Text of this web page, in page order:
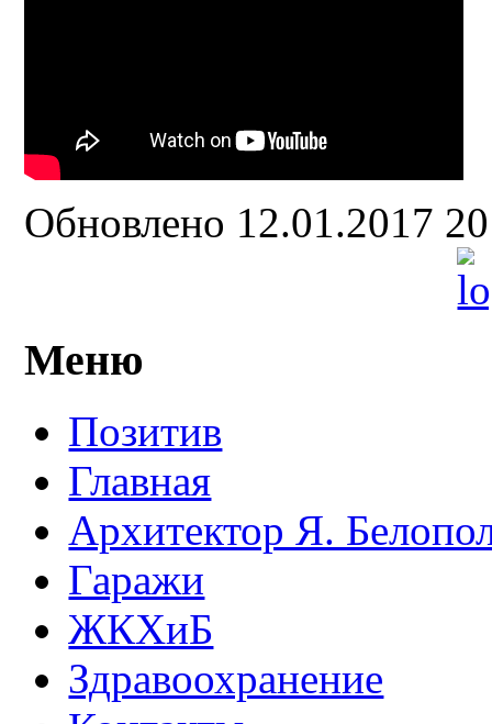
Обновлено 12.01.2017
Меню
Позитив
Главная
Архитектор Я.
Гаражи
ЖКХиБ
Здравоохранение